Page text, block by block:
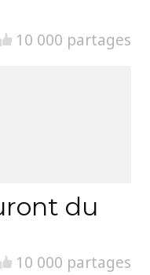
10 000 partages
du
10 000 partages